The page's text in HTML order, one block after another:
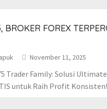
BROKER FOREX
November 11, 2025
Trader Family: Solusi
untuk Raih Profit